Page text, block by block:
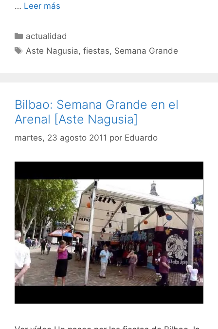
… Leer más
Categorías
actualidad
Etiquetas
Aste Nagusia,fiestas, Semana Grande
Bilbao: Semana Grande en el
Arenal [Aste Nagusia]
martes, 23 agosto 2011 por Eduardo